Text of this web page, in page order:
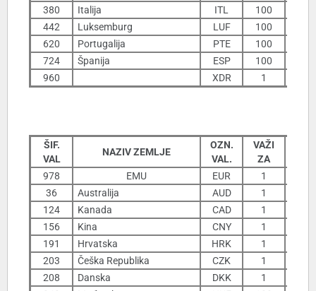
380
Italija ITL 100
442
Luksemburg LUF 100
620
Portugalija PTE 100
724
Španija ESP 100
960
XDR 1
ŠIF.
VAL
NAZIV ZEMLJE
OZN.
VAL.
VAŽI
ZA
978 EMU EUR 1
36
Australija AUD 1
124
Kanada CAD 1
156
Kina CNY 1
191
Hrvatska HRK 1
203
Češka Republika CZK 1
208
Danska DKK 1